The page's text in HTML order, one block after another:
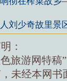
刘少奇故里景
：
旅游网特稿
未经本网书